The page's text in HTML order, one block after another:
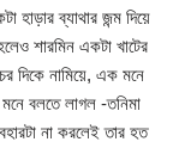
হাড়ার ব্যাথার জন্ম দিয়ে
শারমিন একটা খাটের
দিকে নামিয়ে, এক মনে
মনে বলতে লাগল -তনিমা
না করলেই তার হত